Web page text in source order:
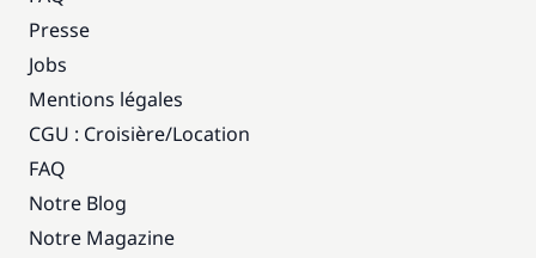
Presse
Jobs
Mentions légales
CGU : Croisière/Location
FAQ
Notre Blog
Notre Magazine